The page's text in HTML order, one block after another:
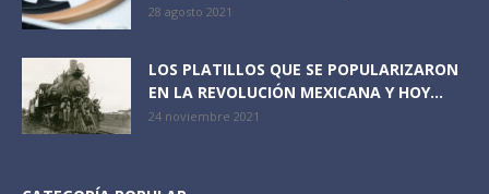
28 agosto 2021
LOS PLATILLOS QUE SE POPULARIZARON
EN LA REVOLUCIÓN MEXICANA Y HOY...
24 noviembre 2021